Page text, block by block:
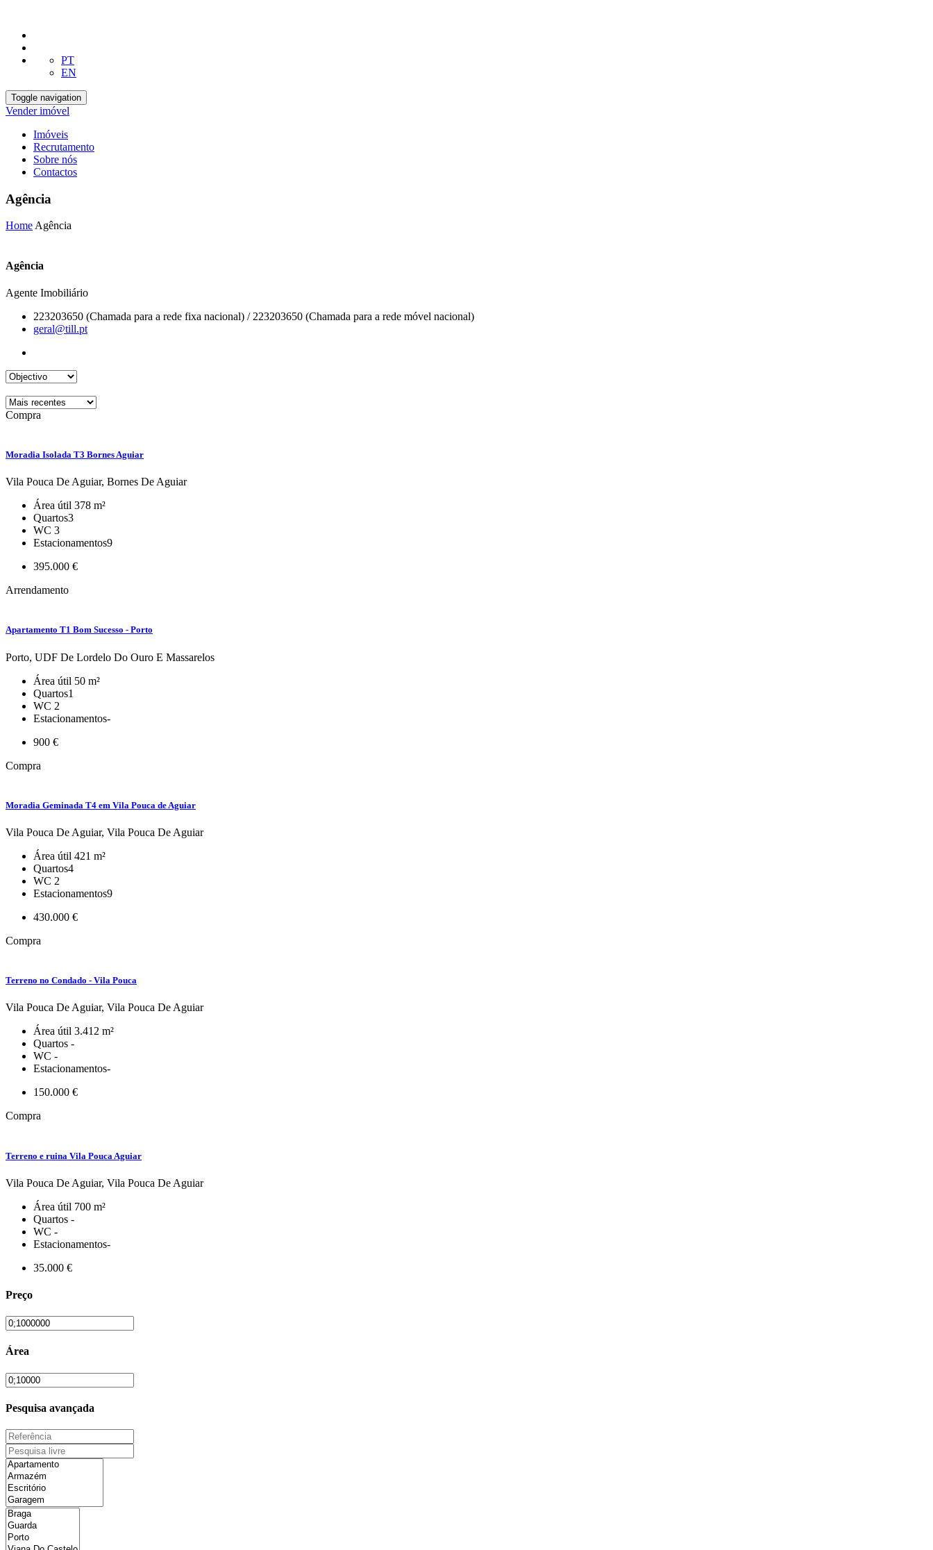
PT
EN
Toggle navigation
Vender imóvel
Imóveis
Recrutamento
Sobre nós
Contactos
Agência
HomeAgência
Agência
Agente Imobiliário
223203650 (Chamada para a rede fixa nacional) / 223203650 (Chamada para a rede móvel nacional)
geral@till.pt
Compra
Moradia Isolada T3 Bornes Aguiar
Vila Pouca De Aguiar, Bornes De Aguiar
Área útil 378 m²
Quartos3
WC 3
Estacionamentos9
395.000 €
Arrendamento
Apartamento T1 Bom Sucesso - Porto
Porto, UDF De Lordelo Do Ouro E Massarelos
Área útil 50 m²
Quartos1
WC 2
Estacionamentos-
900 €
Compra
Moradia Geminada T4 em Vila Pouca de Aguiar
Vila Pouca De Aguiar, Vila Pouca De Aguiar
Área útil 421 m²
Quartos4
WC 2
Estacionamentos9
430.000 €
Compra
Terreno no Condado - Vila Pouca
Vila Pouca De Aguiar, Vila Pouca De Aguiar
Área útil 3.412 m²
Quartos -
WC -
Estacionamentos-
150.000 €
Compra
Terreno e ruina Vila Pouca Aguiar
Vila Pouca De Aguiar, Vila Pouca De Aguiar
Área útil 700 m²
Quartos -
WC -
Estacionamentos-
35.000 €
Preço
Área
Pesquisa avançada